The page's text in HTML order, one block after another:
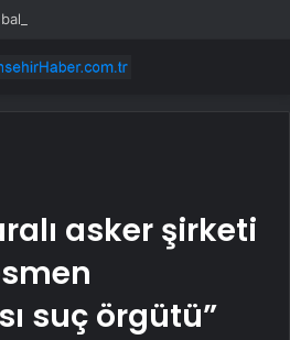
asker şirketi
suç örgütü”